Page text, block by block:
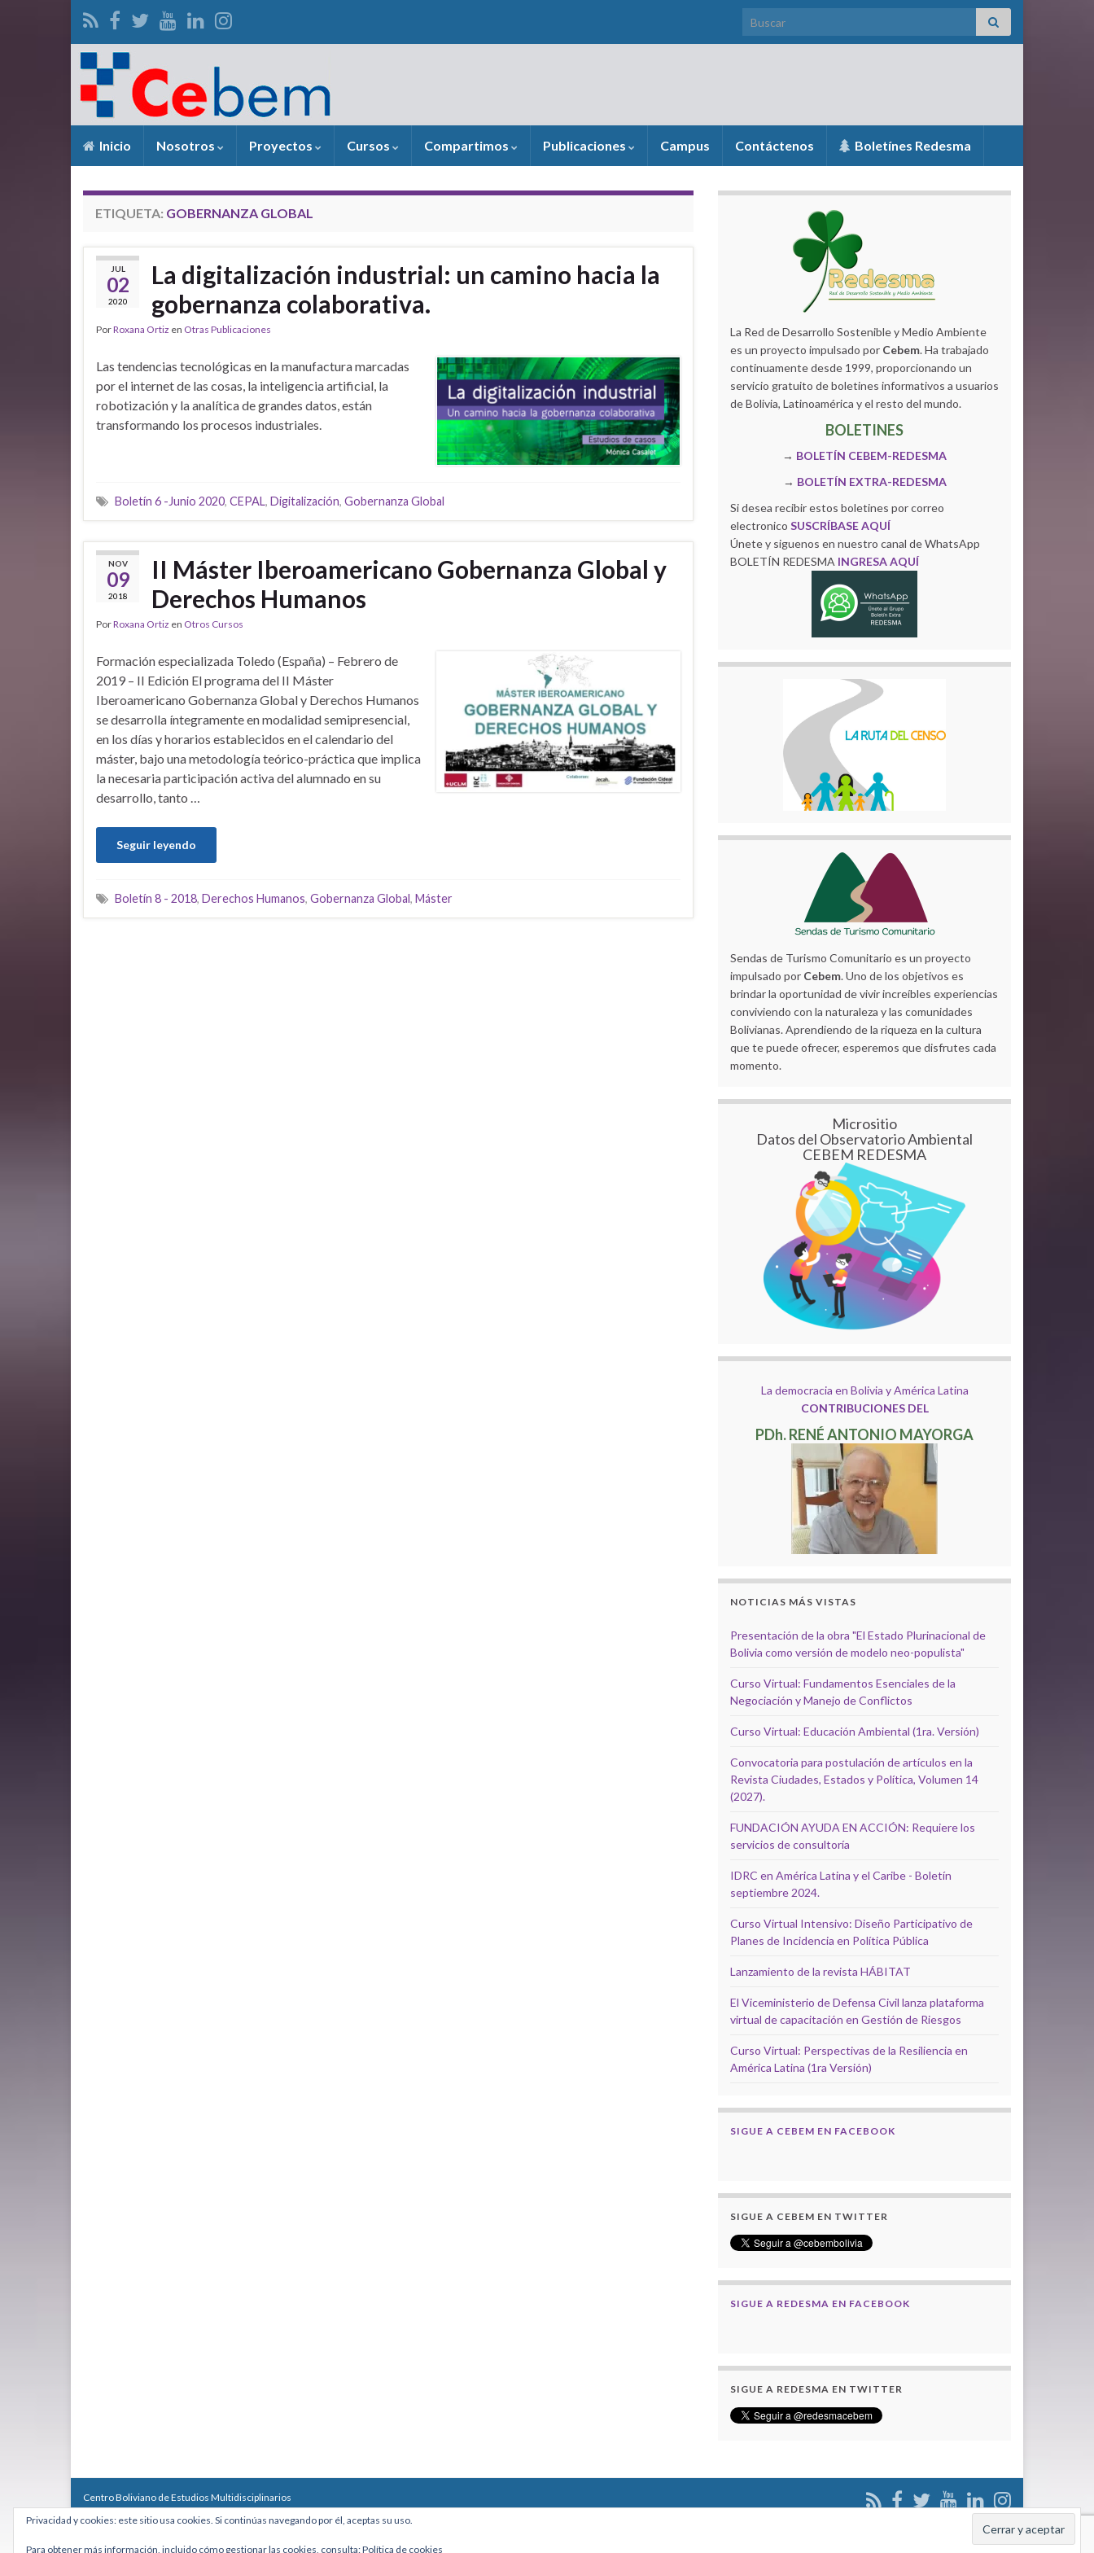
Search for:
Inicio Nosotros Proyectos Cursos Compartimos Publicaciones Campus Contáctenos Boletínes Redesma
ETIQUETA: GOBERNANZA GLOBAL
JUL
02
2020
La digitalización industrial: un camino hacia la
gobernanza colaborativa.
PorRoxana Ortiz en Otras Publicaciones
Las tendencias tecnológicas en la manufactura marcadas
por el internet de las cosas, la inteligencia artificial, la
robotización y la analítica de grandes datos, están
transformando los procesos industriales.
Boletín 6 -Junio 2020, CEPAL, Digitalización, Gobernanza Global
NOV
09
2018
II Máster Iberoamericano Gobernanza Global y
Derechos Humanos
PorRoxana Ortiz en Otros Cursos
Formación especializada Toledo (España) – Febrero de
2019 – II Edición El programa del II Máster
Iberoamericano Gobernanza Global y Derechos Humanos
se desarrolla íntegramente en modalidad semipresencial,
en los días y horarios establecidos en el calendario del
máster, bajo una metodología teórico-práctica que implica
la necesaria participación activa del alumnado en su
desarrollo, tanto …
Seguir leyendo
Boletín 8 - 2018, Derechos Humanos, Gobernanza Global, Máster
La Red de Desarrollo Sostenible y Medio Ambiente
es un proyecto impulsado por Cebem. Ha trabajado
continuamente desde 1999, proporcionando un
servicio gratuito de boletines informativos a usuarios
de Bolivia, Latinoamérica y el resto del mundo.
BOLETINES
→ BOLETÍN CEBEM-REDESMA
→ BOLETÍN EXTRA-REDESMA
Si desea recibir estos boletines por correo
electronico SUSCRÍBASE AQUÍ
Únete y siguenos en nuestro canal de WhatsApp
BOLETÍN REDESMA INGRESA AQUÍ
Sendas de Turismo Comunitario es un proyecto
impulsado por Cebem. Uno de los objetivos es
brindar la oportunidad de vivir increíbles experiencias
conviviendo con la naturaleza y las comunidades
Bolivianas. Aprendiendo de la riqueza en la cultura
que te puede ofrecer, esperemos que disfrutes cada
momento.
Micrositio
Datos del Observatorio Ambiental
CEBEM REDESMA
La democracia en Bolivia y América Latina
CONTRIBUCIONES DEL
PDh. RENÉ ANTONIO MAYORGA
NOTICIAS MÁS VISTAS
Presentación de la obra "El Estado Plurinacional de
Bolivia como versión de modelo neo-populista"
Curso Virtual: Fundamentos Esenciales de la
Negociación y Manejo de Conflictos
Curso Virtual: Educación Ambiental (1ra. Versión)
Convocatoria para postulación de artículos en la
Revista Ciudades, Estados y Política, Volumen 14
(2027).
FUNDACIÓN AYUDA EN ACCIÓN: Requiere los
servicios de consultoría
IDRC en América Latina y el Caribe - Boletín
septiembre 2024.
Curso Virtual Intensivo: Diseño Participativo de
Planes de Incidencia en Política Pública
Lanzamiento de la revista HÁBITAT
El Viceministerio de Defensa Civil lanza plataforma
virtual de capacitación en Gestión de Riesgos
Curso Virtual: Perspectivas de la Resiliencia en
América Latina (1ra Versión)
SIGUE A CEBEM EN FACEBOOK
SIGUE A CEBEM EN TWITTER
SIGUE A REDESMA EN FACEBOOK
SIGUE A REDESMA EN TWITTER
Centro Boliviano de Estudios Multidisciplinarios
Calle Macario Pinilla # 2588 esq. Av. Arce, Edificio Arcadia, Mezzanine, Of. 101 - La Paz, Bolivia
Teléfono: +591 2431818 - Celular: +591 73027636
Privacidad y cookies: este sitio usa cookies. Si continúas navegando por él, aceptas su uso.
Para obtener más información, incluido cómo gestionar las cookies, consulta:Política de cookies